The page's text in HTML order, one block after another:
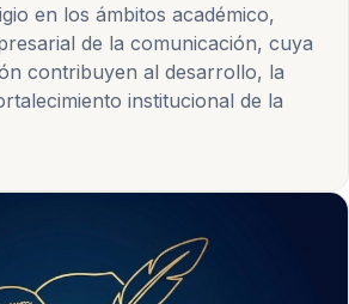
en los ámbitos académico,
de la comunicación, cuya
contribuyen al desarrollo, la
institucional de la